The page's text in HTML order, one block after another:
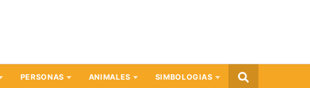
PERSONAS ANIMALES SIMBOLOGIAS